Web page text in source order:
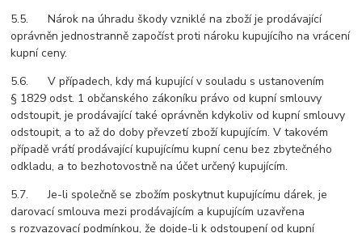
5.5. Nárok na úhradu škody vzniklé na zboží je prodávající
oprávněn jednostranně započíst proti nároku kupujícího na vrácení
kupní ceny.
5.6. V případech, kdy má kupující v souladu s ustanovením
§ 1829 odst. 1 občanského zákoníku právo od kupní smlouvy
odstoupit, je prodávající také oprávněn kdykoliv od kupní smlouvy
odstoupit, a to až do doby převzetí zboží kupujícím. V takovém
případě vrátí prodávající kupujícímu kupní cenu bez zbytečného
odkladu, a to bezhotovostně na účet určený kupujícím.
5.7. Je-li společně se zbožím poskytnut kupujícímu dárek, je
darovací smlouva mezi prodávajícím a kupujícím uzavřena
s rozvazovací podmínkou, že dojde-li k odstoupení od kupní